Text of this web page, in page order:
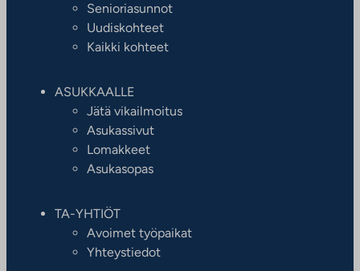
Senioriasunnot
Uudiskohteet
Kaikki kohteet
ASUKKAALLE
Jätä vikailmoitus
Asukassivut
Lomakkeet
Asukasopas
TA-YHTIÖT
Avoimet työpaikat
Yhteystiedot